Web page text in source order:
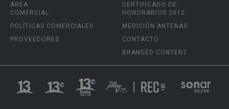
ÁREA
COMERCIAL
POLÍTICAS COMERCIALES
PROVEEDORES
CERTIFICADO DE
HONORARIOS 2012
MEDICIÓN ANTENAS
CONTACTO
BRANDED CONTENT